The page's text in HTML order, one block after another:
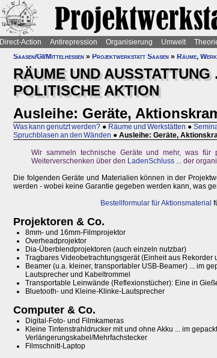
Direct-Action Antirepression Organisierung Umwelt
Saasen/GI/Mittelhessen » Projektwerkstatt Saasen » Räume,
RÄUME UND
POLITISCHE AKTION
Ausleihe: Geräte,
Was kann genutzt werden? ● Räume und Werkstätten ●
Spruchblasen an den Wänden ● Ausleihe: Geräte,
Wir sammeln technische Geräte und mehr, was
Weiterverschenken über den LadenSchluss ... der
Die folgenden Geräte und Materialien können in der
werden - wobei keine Garantie gegeben werden kann, was
Bestellformular für Aktionsmaterial
Projektoren & Co.
8mm- und 16mm-Filmprojektor
Overheadprojektor
Dia-Überblendprojektoren (auch einzeln nutzbar)
Tragbares Videobetrachtungsgerät (Einheit aus Rekorder
Beamer (u.a. kleiner, transportabler USB-Beamer) ... im
Lautsprecher und Kabeltrommel
Transportable Leinwände (Reflexionstücher): Eine in
Bluetooth- und Kleine-Klinke-Lautsprecher
Computer & Co.
Digital-Foto- und Filmkameras
Kleine Tintenstrahldrucker mit und ohne Akku ... im
Verlängerungskabel/Mehrfachstecker
Filmschnitt-Laptop